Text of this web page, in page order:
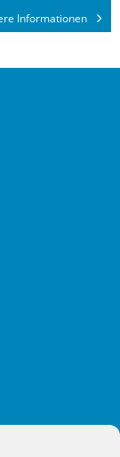
Informationen